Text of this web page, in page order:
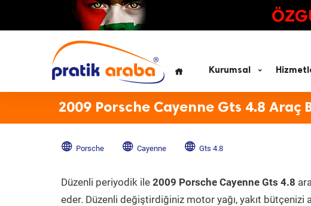
Kurumsal
2009 Porsche Cayenne Gts 4.8 Araç
Porsche Cayenne Gts 4.8
Düzenli periyodik ile 2009 Porsche Cayenne Gts 4.8
eder. Düzenli değiştirdiğiniz motor yağı, yakıt bütçenizi